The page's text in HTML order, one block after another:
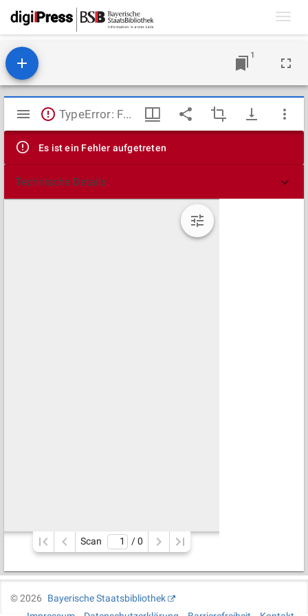
1
Mirador
Viewer
TypeError: Failed to fetch
Es ist ein Fehler aufgetreten
Technische Details
Scan / 0
©2026
Bayerische Staatsbibliothek